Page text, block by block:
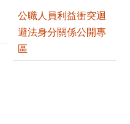
公職人員利益衝突迴
避法身分關係公開專
區